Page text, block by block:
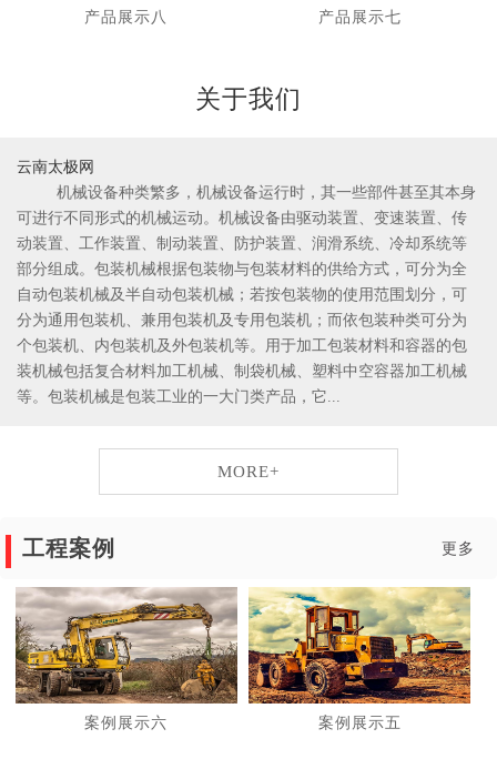
产品展示八 产品展示七
关于我们
云南太极网
机械设备种类繁多，机械设备运行时，其一些部件甚至其本身
可进行不同形式的机械运动。机械设备由驱动装置、变速装置、传
动装置、工作装置、制动装置、防护装置、润滑系统、冷却系统等
部分组成。包装机械根据包装物与包装材料的供给方式，可分为全
自动包装机械及半自动包装机械；若按包装物的使用范围划分，可
分为通用包装机、兼用包装机及专用包装机；而依包装种类可分为
个包装机、内包装机及外包装机等。用于加工包装材料和容器的包
装机械包括复合材料加工机械、制袋机械、塑料中空容器加工机械
等。包装机械是包装工业的一大门类产品，它...
MORE+
工程案例 更多
案例展示六 案例展示五